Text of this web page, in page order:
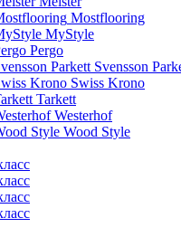
Mostflooring
MyStyle
Pergo
Svensson
Swiss Krono
Tarkett
Westerhof
Wood Style